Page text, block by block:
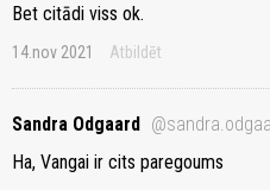
Bet citādi viss ok.
14.nov 2021 Atbildēt
Sandra Odgaard
Ha, Vangai ir cits paregoums